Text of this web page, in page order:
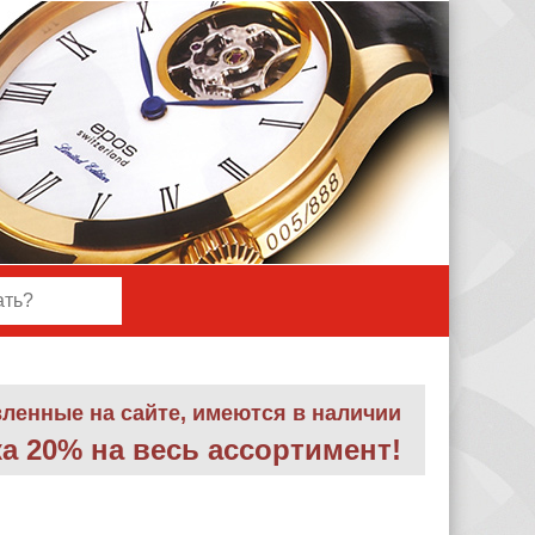
на сайте, имеются в наличии
20% на весь ассортимент!